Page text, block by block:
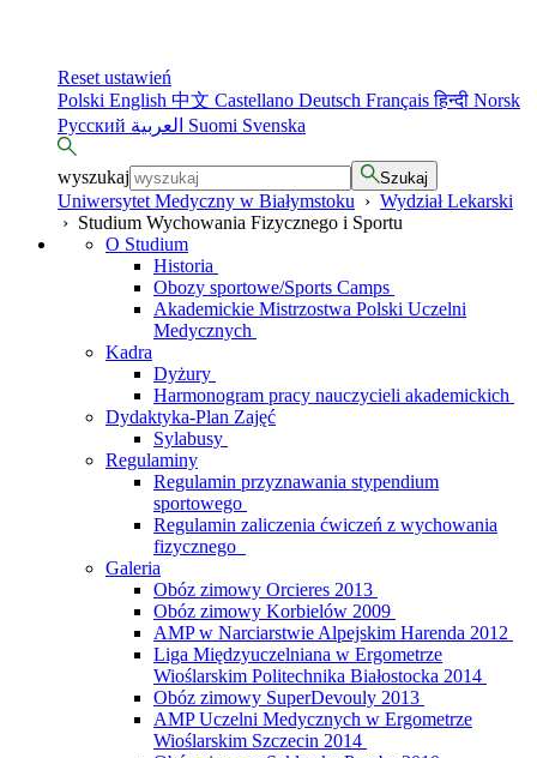
Reset ustawień
Polski English 中文 Castellano Deutsch Françaisहिन्दी Norsk
Русский
Suomi Svenska
wyszukaj Szukaj
Uniwersytet Medyczny w Białymstoku › Wydział Lekarski
› Studium Wychowania Fizycznego i Sportu
O Studium
Historia
Obozy sportowe/Sports Camps
Akademickie Mistrzostwa Polski Uczelni
Medycznych
Kadra
Dyżury
Harmonogram pracy nauczycieli akademickich
Dydaktyka-Plan Zajęć
Sylabusy
Regulaminy
Regulamin przyznawania stypendium
sportowego
Regulamin zaliczenia ćwiczeń z wychowania
fizycznego
Galeria
Obóz zimowy Orcieres 2013
Obóz zimowy Korbielów 2009
AMP w Narciarstwie Alpejskim Harenda 2012
Liga Międzyuczelniana w Ergometrze
Wioślarskim Politechnika Białostocka 2014
Obóz zimowy SuperDevouly 2013
AMP Uczelni Medycznych w Ergometrze
Wioślarskim Szczecin 2014